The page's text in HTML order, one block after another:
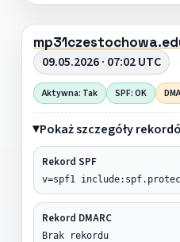
09.05.2026 · 07:02 UTC
Aktywna: Tak SPF: OK
Pokaż szczegóły
Rekord SPF
v=spf1
Rekord DMARC
Brak rekordu